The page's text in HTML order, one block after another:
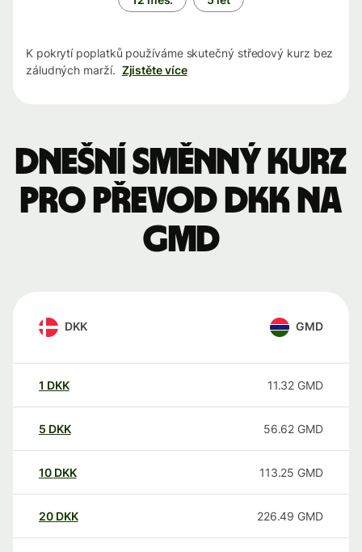
K pokrytí poplatků používáme skutečný středový kurz bez
záludných marží. Zjistěte více
Dnešní směnný kurz
pro převod DKK na
GMD
DKK GMD
1 DKK 11.32 GMD
5 DKK 56.62 GMD
10 DKK 113.25 GMD
20 DKK 226.49 GMD